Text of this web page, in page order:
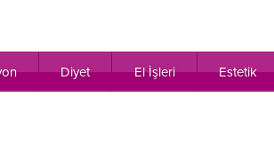
Diyet El İşleri Estetik